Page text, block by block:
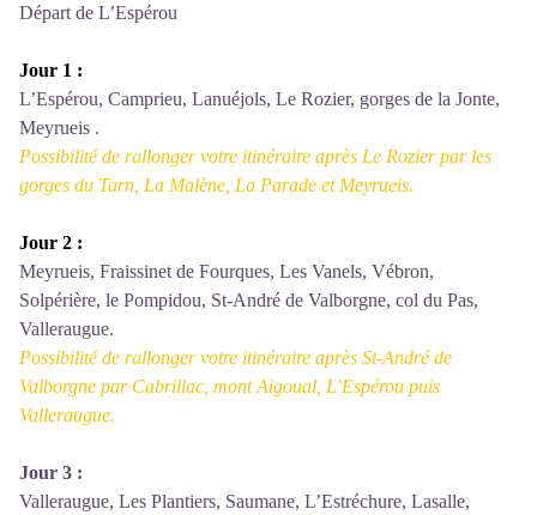
Départ de L’Espérou
Jour 1 :
L’Espérou, Camprieu, Lanuéjols, Le Rozier, gorges de la Jonte,
Meyrueis .
Possibilité de rallonger votre itinéraire après Le Rozier par les
gorges du Tarn, La Malène, La Parade et Meyrueis.
Jour 2 :
Meyrueis, Fraissinet de Fourques, Les Vanels, Vébron,
Solpérière, le Pompidou, St-André de Valborgne, col du Pas,
Valleraugue.
Possibilité de rallonger votre itinéraire après St-André de
Valborgne par Cabrillac, mont Aigoual, L’Espérou puis
Valleraugue.
Jour 3 :
Valleraugue, Les Plantiers, Saumane, L’Estréchure, Lasalle,